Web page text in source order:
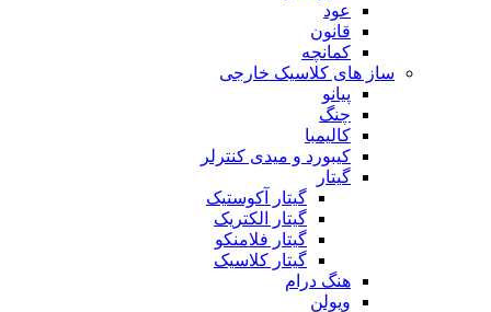
عود
قانون
کمانچه
ساز های کلاسیک خارجی
پیانو
چنگ
کالیمبا
کیبورد و میدی کنترلر
گیتار
گیتار آکوستیک
گیتار الکتریک
گیتار فلامنکو
گیتار کلاسیک
هنگ درام
ویولن